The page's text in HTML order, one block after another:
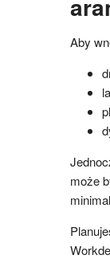
Aby
może